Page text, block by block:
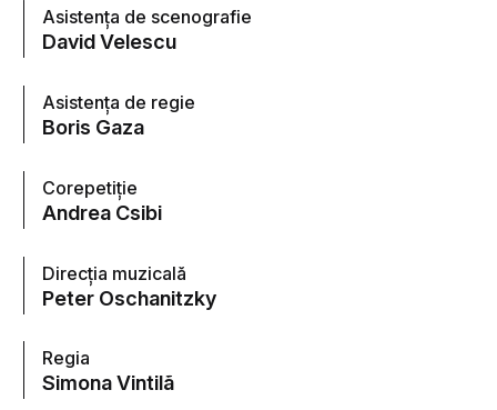
Asistenţa de scenografie
David Velescu
Asistenţa de regie
Boris Gaza
Corepetiţie
Andrea Csibi
Direcţia muzicală
Peter Oschanitzky
Regia
Simona Vintilã